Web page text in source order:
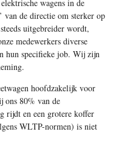
wagens in de
van de directie om sterker op
uitgebreider wordt,
medewerkers diverse
hun specifieke job. Wij zijn
hoofdzakelijk voor
ons 80% van de
rijdt en een grotere koffer
WLTP-normen) is niet